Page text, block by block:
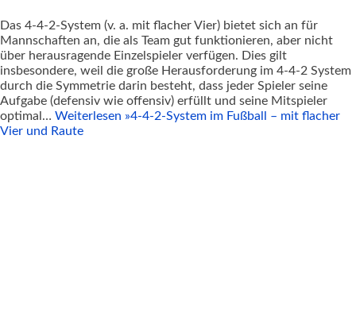
Das 4-4-2-System (v. a. mit flacher Vier) bietet sich an für
Mannschaften an, die als Team gut funktionieren, aber nicht
über herausragende Einzelspieler verfügen. Dies gilt
insbesondere, weil die große Herausforderung im 4-4-2 System
durch die Symmetrie darin besteht, dass jeder Spieler seine
Aufgabe (defensiv wie offensiv) erfüllt und seine Mitspieler
optimal… Weiterlesen »4-4-2-System im Fußball – mit flacher
Vier und Raute